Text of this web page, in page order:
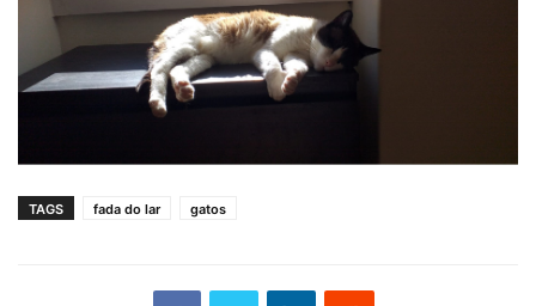
TAGS fada do lar gatos